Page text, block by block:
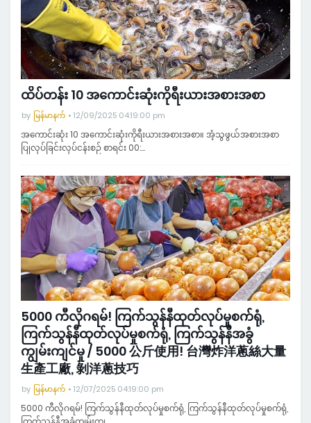
ထိပ်တန်း 10 အကောင်းဆုံးကိုရီးယားအစားအစာ
by မြန်မာနက် 12/09/2025 04:19:00 pm
အကောင်းဆုံး 10 အကောင်းဆုံးကိုရီးယားအစားအစာ။ အံ့သွဖွယ်အစားအစာ
ပြုလုပ်ခြင်းလုပ်ငန်းစဉ် စာရင်း 00:…
5000 ကီလိုဂရမ်! ကြက်သွန်နီထုတ်လုပ်မှုစက်ရုံ,
ကြက်သွန်နီထုတ်လုပ်မှုစက်ရုံ, ကြက်သွန်နီအခွံ
ကျွမ်းကျင်မှု / 5000 公斤使用! 台灣炸洋蔥絲大量
生產工廠, 剝洋蔥技巧
by မြန်မာနက် 12/07/2025 04:19:00 pm
5000 ကီလိုဂရမ်! ကြက်သွန်နီထုတ်လုပ်မှုစက်ရုံ, ကြက်သွန်နီထုတ်လုပ်မှုစက်ရုံ,